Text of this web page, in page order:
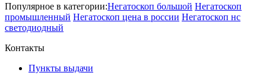
Популярное в категории:Негатоскоп большой Негатоскоп
промышленный Негатоскоп цена в россии Негатоскоп нс
светодиодный
Контакты
Пункты выдачи